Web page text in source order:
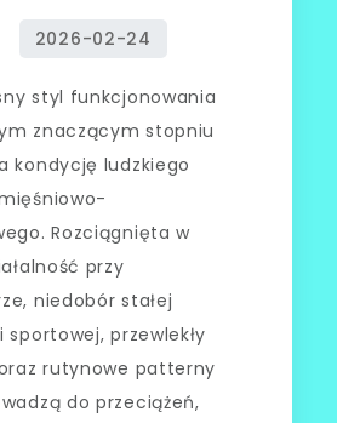
styl funkcjonowania
znaczącym stopniu
kondycję ludzkiego
Rozciągnięta w
przy
niedobór stałej
sportowej, przewlekły
rutynowe patterny
do przeciążeń,